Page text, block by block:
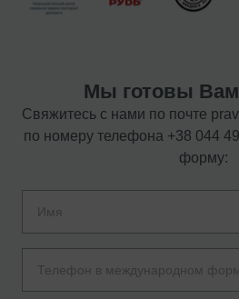
Мы готовы
Свяжитесь с нами по почте
по номеру телефона +38 044
форму: